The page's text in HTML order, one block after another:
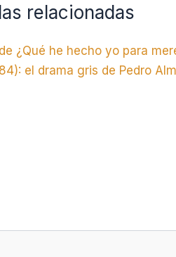
relacionadas